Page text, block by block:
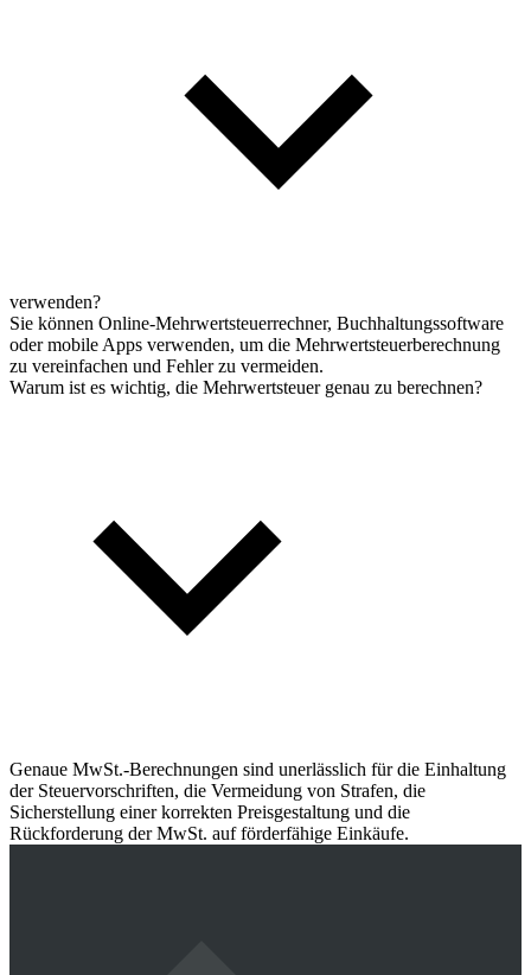
verwenden?
Sie können Online-Mehrwertsteuerrechner, Buchhaltungssoftware
oder mobile Apps verwenden, um die Mehrwertsteuerberechnung
zu vereinfachen und Fehler zu vermeiden.
Warum ist es wichtig, die Mehrwertsteuer genau zu berechnen?
Genaue MwSt.-Berechnungen sind unerlässlich für die Einhaltung
der Steuervorschriften, die Vermeidung von Strafen, die
Sicherstellung einer korrekten Preisgestaltung und die
Rückforderung der MwSt. auf förderfähige Einkäufe.